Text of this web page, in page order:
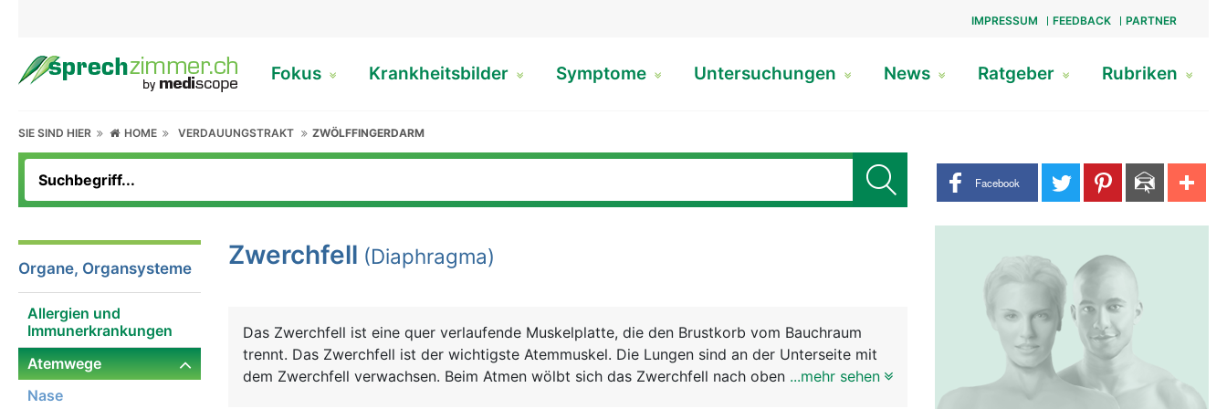
IMPRESSUM FEEDBACK PARTNER
Fokus Krankheitsbilder Symptome Untersuchungen News Ratgeber Rubriken
SIE SIND HIER HOME VERDAUUNGSTRAKT ZWÖLFFINGERDARM
Share buttons
Facebook
Organe, Organsysteme
Allergien und
Immunerkrankungen
Atemwege
Nase
Zwerchfell (Diaphragma)
Das Zwerchfell ist eine quer verlaufende Muskelplatte, die den Brustkorb vom Bauchraum
trennt. Das Zwerchfell ist der wichtigste Atemmuskel. Die Lungen sind an der Unterseite mit
dem Zwerchfell verwachsen. Beim Atmen wölbt sich das Zwerchfell nach oben bzw. nach
...mehr sehen